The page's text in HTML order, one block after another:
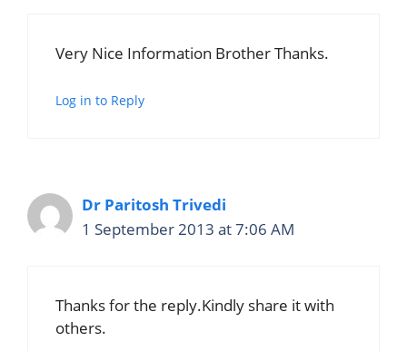
Very Nice Information Brother Thanks.
Log in to Reply
Dr Paritosh Trivedi
1 September 2013 at 7:06 AM
Thanks for the reply.Kindly share it with
others.